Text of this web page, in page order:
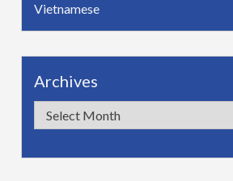
Vietnamese
Archives
Archives